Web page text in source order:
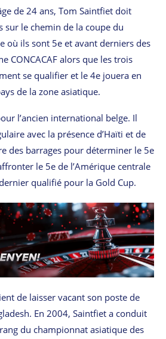
de 24 ans, Tom Saintfiet doit
sur le chemin de la coupe du
où ils sont 5e et avant derniers des
CONCACAF alors que les trois
se qualifier et le 4e jouera en
de la zone asiatique.
l’ancien international belge. Il
avec la présence d’Haïti et de
des barrages pour déterminer le 5e
le 5e de l’Amérique centrale
qualifié pour la Gold Cup.
de laisser vacant son poste de
En 2004, Saintfiet a conduit
du championnat asiatique des